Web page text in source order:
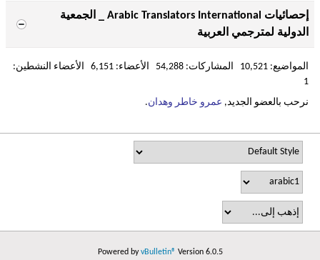
إحصائيات Arabic Translators International _ الجمعية
الدولية لمترجمي العربية
المواضيع: 10,521 المشاركات: 54,288 الأعضاء: 6,151 الأعضاء النشطين:
1
نرحب بالعضو الجديد, عمرو خاطر وهدان.
Powered byvBulletin® Version 6.0.5